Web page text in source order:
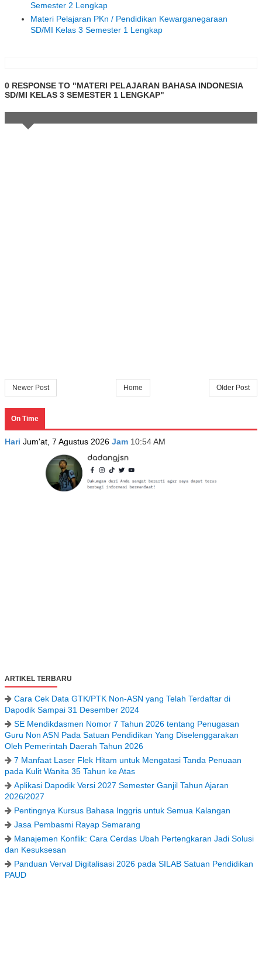
Semester 2 Lengkap
Materi Pelajaran PKn / Pendidikan Kewarganegaraan
SD/MI Kelas 3 Semester 1 Lengkap
0 RESPONSE TO "MATERI PELAJARAN BAHASA INDONESIA
SD/MI KELAS 3 SEMESTER 1 LENGKAP"
Newer Post Older Post
Home
On Time
Hari Jum'at, 7 Agustus 2026 Jam 10:54 AM
ARTIKEL TERBARU
Cara Cek Data GTK/PTK Non-ASN yang Telah Terdaftar di
Dapodik Sampai 31 Desember 2024
SE Mendikdasmen Nomor 7 Tahun 2026 tentang Penugasan
Guru Non ASN Pada Satuan Pendidikan Yang Diselenggarakan
Oleh Pemerintah Daerah Tahun 2026
7 Manfaat Laser Flek Hitam untuk Mengatasi Tanda Penuaan
pada Kulit Wanita 35 Tahun ke Atas
Aplikasi Dapodik Versi 2027 Semester Ganjil Tahun Ajaran
2026/2027
Pentingnya Kursus Bahasa Inggris untuk Semua Kalangan
Jasa Pembasmi Rayap Semarang
Manajemen Konflik: Cara Cerdas Ubah Pertengkaran Jadi Solusi
dan Kesuksesan
Panduan Verval Digitalisasi 2026 pada SILAB Satuan Pendidikan
PAUD